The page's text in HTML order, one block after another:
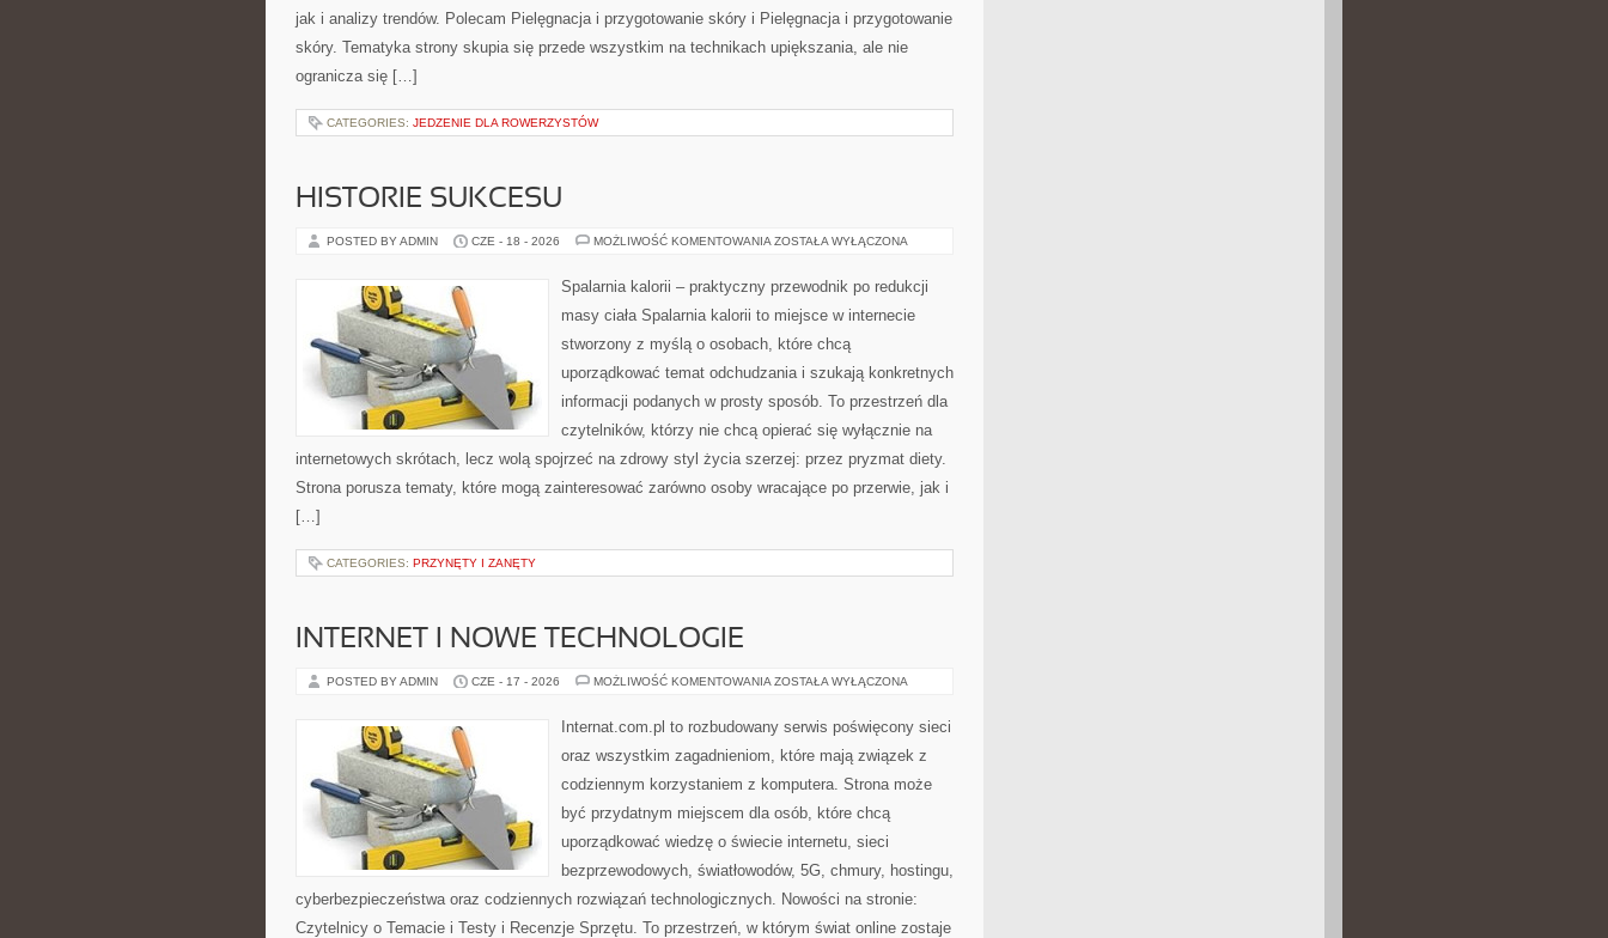
jak i analizy trendów. Polecam Pielęgnacja i przygotowanie skóry i Pielęgnacja i przygotowanie
skóry. Tematyka strony skupia się przede wszystkim na technikach upiększania, ale nie
ogranicza się […]
CATEGORIES: JEDZENIE DLA ROWERZYSTÓW
HISTORIE SUKCESU
POSTED BY ADMIN CZE - 18 - 2026 MOŻLIWOŚĆ KOMENTOWANIA HISTORIE
ZOSTAŁA WYŁĄCZONA
Spalarnia kalorii – praktyczny przewodnik po redukcji
masy ciała Spalarnia kalorii to miejsce w internecie
stworzony z myślą o osobach, które chcą
uporządkować temat odchudzania i szukają konkretnych
informacji podanych w prosty sposób. To przestrzeń dla
czytelników, którzy nie chcą opierać się wyłącznie na
internetowych skrótach, lecz wolą spojrzeć na zdrowy styl życia szerzej: przez pryzmat diety.
Strona porusza tematy, które mogą zainteresować zarówno osoby wracające po przerwie, jak i
[…]
CATEGORIES: PRZYNĘTY I ZANĘTY
INTERNET I NOWE TECHNOLOGIE
POSTED BY ADMIN CZE - 17 - 2026 MOŻLIWOŚĆ KOMENTOWANIA INTERNET
TECHNOLOGIE
ZOSTAŁA WYŁĄCZONA
Internat.com.pl to rozbudowany serwis poświęcony sieci
oraz wszystkim zagadnieniom, które mają związek z
codziennym korzystaniem z komputera. Strona może
być przydatnym miejscem dla osób, które chcą
uporządkować wiedzę o świecie internetu, sieci
bezprzewodowych, światłowodów, 5G, chmury, hostingu,
cyberbezpieczeństwa oraz codziennych rozwiązań technologicznych. Nowości na stronie:
Czytelnicy o Temacie i Testy i Recenzje Sprzętu. To przestrzeń, w którym świat online zostaje